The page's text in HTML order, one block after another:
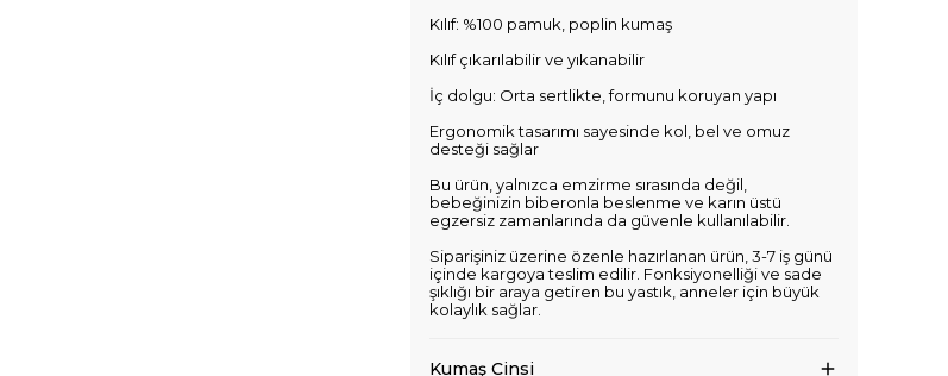
Kılıf: %100 pamuk, poplin kumaş
Kılıf çıkarılabilir ve yıkanabilir
İç dolgu: Orta sertlikte, formunu koruyan yapı
Ergonomik tasarımı sayesinde kol, bel ve omuz
desteği sağlar
Bu ürün, yalnızca emzirme sırasında değil,
bebeğinizin biberonla beslenme ve karın üstü
egzersiz zamanlarında da güvenle kullanılabilir.
Siparişiniz üzerine özenle hazırlanan ürün, 3-7 iş günü
içinde kargoya teslim edilir. Fonksiyonelliği ve sade
şıklığı bir araya getiren bu yastık, anneler için büyük
kolaylık sağlar.
Kumaş Cinsi